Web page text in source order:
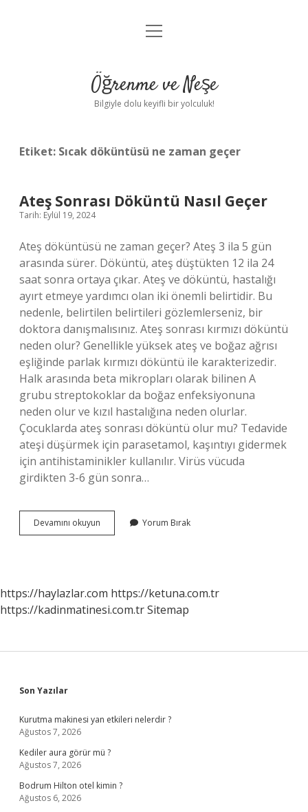
Anasayfa
Yasal Uyarı
menüyü
Öğrenme ve Neşe
Bilgiyle dolu keyifli bir yolculuk!
Etiket: Sıcak döküntüsü ne zaman geçer
Ateş Sonrası Döküntü Nasıl Geçer
Tarih: Eylül 19, 2024
Ateş döküntüsü ne zaman geçer? Ateş 3 ila 5 gün
arasında sürer. Döküntü, ateş düştükten 12 ila 24
saat sonra ortaya çıkar. Ateş ve döküntü, hastalığı
ayırt etmeye yardımcı olan iki önemli belirtidir. Bu
nedenle, belirtilen belirtileri gözlemlerseniz, bir
doktora danışmalısınız. Ateş sonrası kırmızı döküntü
neden olur? Genellikle yüksek ateş ve boğaz ağrısı
eşliğinde parlak kırmızı döküntü ile karakterizedir.
Halk arasında beta mikropları olarak bilinen A
grubu streptokoklar da boğaz enfeksiyonuna
neden olur ve kızıl hastalığına neden olurlar.
Çocuklarda ateş sonrası döküntü olur mu? Tedavide
ateşi düşürmek için parasetamol, kaşıntıyı gidermek
için antihistaminikler kullanılır. Virüs vücuda
girdikten 3-6 gün sonra…
Devamını okuyun
Sonrası
Yorum Bırak
https://haylazlar.com https://ketuna.com.tr
https://kadinmatinesi.com.trSitemap
Sidebar
Son Yazılar
Kurutma makinesi yan etkileri nelerdir ?
Ağustos 7, 2026
Kediler aura görür mü ?
Ağustos 7, 2026
Bodrum Hilton otel kimin ?
Ağustos 6, 2026